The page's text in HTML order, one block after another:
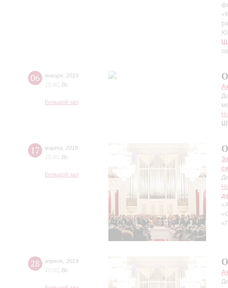
06 января 2019
15:00 Вс
Большой зал
17 марта
2019
15:00 Вс
Большой зал
28 апреля 2019
15:00 Вс